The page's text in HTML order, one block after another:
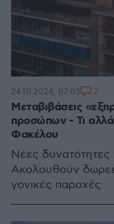
Μεταβιβάσεις
προσώπων - Τι
Φακέλου
Νέες δυνατότητες
Ακολουθούν
γονικές παροχές
24.10.2024, 07:03 2